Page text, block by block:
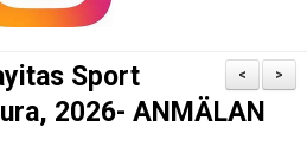
>
<
Sport
2026- ANMÄLAN